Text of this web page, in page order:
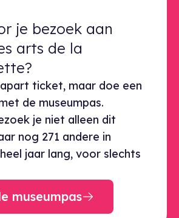
je bezoek aan Musée
je bezoek aan
arts de la
ticket, maar doe een
de museumpas.
je niet alleen dit
nog 271 andere in
jaar lang, voor slechts
museumpas